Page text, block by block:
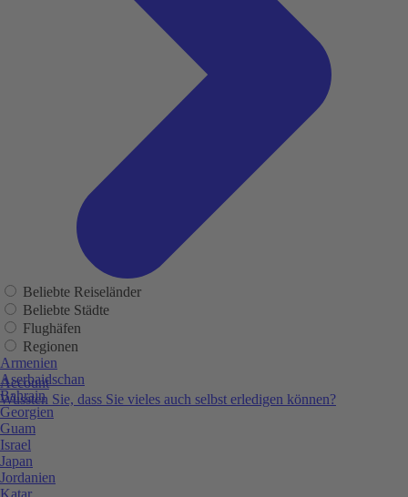
Account
Wussten Sie, dass Sie vieles auch selbst erledigen können?
Beliebte Reiseländer
Beliebte Städte
Flughäfen
Regionen
Armenien
Aserbaidschan
Bahrain
Georgien
Guam
Israel
Japan
Jordanien
Katar